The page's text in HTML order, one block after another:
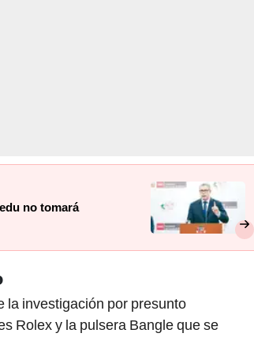
no tomará
la investigación por presunto
Rolex y la pulsera Bangle que se